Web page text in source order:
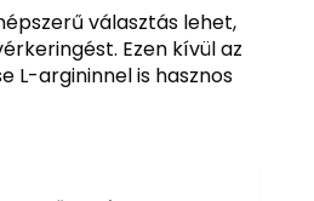
választás lehet,
Ezen kívül az
L-argininnel is hasznos